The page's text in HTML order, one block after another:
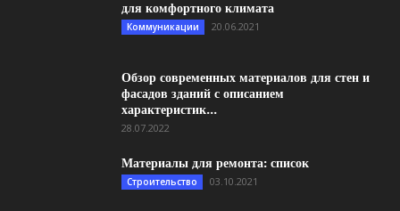
для комфортного климата
Коммуникации 20.06.2021
Обзор современных материалов для стен и
фасадов зданий с описанием
характеристик...
28.07.2022
Материалы для ремонта: список
Строительство 03.10.2021